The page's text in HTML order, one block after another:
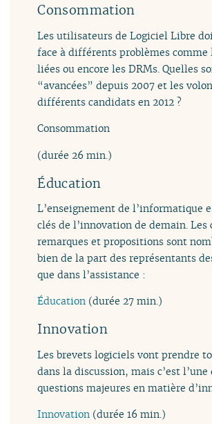
Consommation
Les utilisateurs de Logiciel Libre
face à différents problèmes comme
liées ou encore les DRMs. Quelles
“avancées” depuis 2007 et les
différents candidats en 2012 ?
Consommation
(durée 26 min.)
Éducation
L’enseignement de l’informatique
clés de l’innovation de demain. Les
remarques et propositions sont
bien de la part des représentants
que dans l’assistance :
Éducation (durée 27 min.)
Innovation
Les brevets logiciels vont prendre
dans la discussion, mais c’est l’une
questions majeures en matière
Innovation (durée 16 min.)